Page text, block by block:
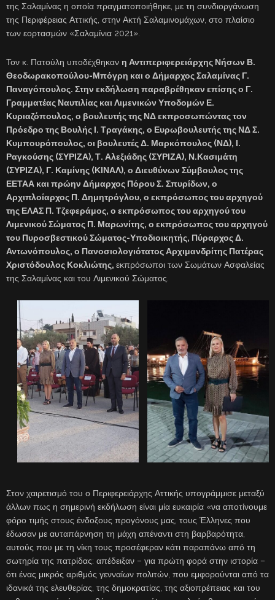
της Σαλαμίνας η οποία πραγματοποιήθηκε, με τη συνδιοργάνωση
της Περιφέρειας Αττικής, στην Ακτή Σαλαμινομάχων, στο πλαίσιο
των εορτασμών «Σαλαμίνια 2021».
Τον κ. Πατούλη υποδέχθηκαν η Αντιπεριφερειάρχης Νήσων Β.
Θεοδωρακοπούλου-Μπόγρη και ο Δήμαρχος Σαλαμίνας Γ.
Παναγόπουλος. Στην εκδήλωση παραβρέθηκαν επίσης ο Γ.
Γραμματέας Ναυτιλίας και Λιμενικών Υποδομών Ε.
Κυριαζόπουλος, ο βουλευτής της ΝΔ εκπροσωπώντας τον
Πρόεδρο της Βουλής Ι. Τραγάκης, ο Ευρωβουλευτής της ΝΔ Σ.
Κυμπουρόπουλος, οι βουλευτές Δ. Μαρκόπουλος (ΝΔ), Ι.
Ραγκούσης (ΣΥΡΙΖΑ), Τ. Αλεξιάδης (ΣΥΡΙΖΑ), Ν.Κασιμάτη
(ΣΥΡΙΖΑ), Γ. Καμίνης (ΚΙΝΑΛ), ο Διευθύνων Σύμβουλος της
ΕΕΤΑΑ και πρώην Δήμαρχος Πόρου Σ. Σπυρίδων, ο
Αρχιπλοίαρχος Π. Δημητρόγλου, ο εκπρόσωπος του αρχηγού
της ΕΛΑΣ Π. Τζεφεράμος, ο εκπρόσωπος του αρχηγού του
Λιμενικού Σώματος Π. Μαρωνίτης, ο εκπρόσωπος του αρχηγού
του Πυροσβεστικού Σώματος-Υποδιοικητής, Πύραρχος Δ.
Αντωνόπουλος, ο Πανοσιολογιότατος Αρχιμανδρίτης Πατέρας
Χριστόδουλος Κοκλιώτης, εκπρόσωποι των Σωμάτων Ασφαλείας
της Σαλαμίνας και του Λιμενικού Σώματος.
Στον χαιρετισμό του ο Περιφερειάρχης Αττικής υπογράμμισε μεταξύ
άλλων πως η σημερινή εκδήλωση είναι μία ευκαιρία «να αποτίνουμε
φόρο τιμής στους ένδοξους προγόνους μας, τους Έλληνες που
έδωσαν με αυταπάρνηση τη μάχη απέναντι στη βαρβαρότητα,
αυτούς που με τη νίκη τους προσέφεραν κάτι παραπάνω από τη
σωτηρία της πατρίδας: απέδειξαν – για πρώτη φορά στην ιστορία –
ότι ένας μικρός αριθμός γενναίων πολιτών, που εμφορούνται από τα
ιδανικά της ελευθερίας, της δημοκρατίας, της αξιοπρέπειας και του